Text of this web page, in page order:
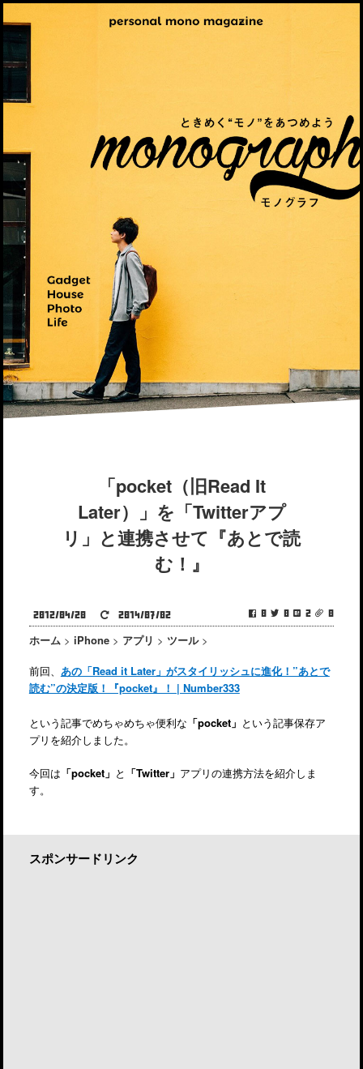
「pocket（旧Read It
Later）」を「Twitterアプ
リ」と連携させて『あとで読
む！』
0 0 2 0
2012/04/20 2014/07/02
ホーム > iPhone > アプリ > ツール >
前回、 あの「Read it Later」がスタイリッシュに進化！”あとで
読む”の決定版！『pocket』！ | Number333
という記事でめちゃめちゃ便利な 「pocket」 という記事保存ア
プリを紹介しました。
今回は 「pocket」 と 「Twitter」 アプリの連携方法を紹介しま
す。
スポンサードリンク